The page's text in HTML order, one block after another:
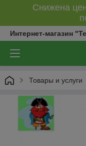
Снижена
Интернет-магазин
Товары и услуги